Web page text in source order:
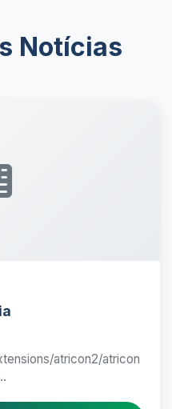
Notícias
atricon2/atricon